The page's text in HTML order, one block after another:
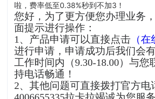
啦，费率低至0.38%秒到不加3！
您好，为了更方便您办理业务
面提示进行操作：
1、产品申请可以直接点击 （
进行申请，申请成功后我们会
工作时间内（9.30-18.00）与您
持电话畅通！
2、其他问题可直接拨打官方电